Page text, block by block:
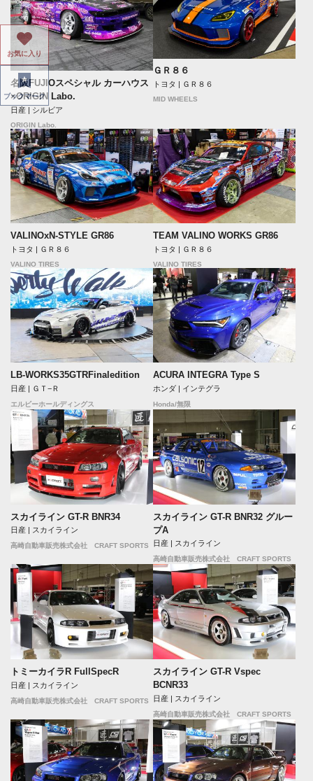
名阪FUJIOスペシャル カーハウス
×ORIGIN Labo.
日産 | シルビア
ORIGIN Labo.
ＧＲ８６
トヨタ | ＧＲ８６
MID WHEELS
VALINOxN-STYLE GR86
トヨタ | ＧＲ８６
VALINO TIRES
TEAM VALINO WORKS GR86
トヨタ | ＧＲ８６
VALINO TIRES
LB-WORKS35GTRFinaledition
日産 | ＧＴ−Ｒ
エルビーホールディングス
ACURA INTEGRA Type S
ホンダ | インテグラ
Honda/無限
スカイライン GT-R BNR34
日産 | スカイライン
高崎自動車販売株式会社 CRAFT SPORTS
スカイライン GT-R BNR32 グルー
プA
日産 | スカイライン
高崎自動車販売株式会社 CRAFT SPORTS
トミーカイラR FullSpecR
日産 | スカイライン
高崎自動車販売株式会社 CRAFT SPORTS
スカイライン GT-R Vspec
BCNR33
日産 | スカイライン
高崎自動車販売株式会社 CRAFT SPORTS
お気に入り
ブックマーク